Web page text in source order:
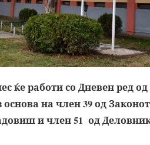
ќе работи со Дневен ред
основа на член 39 од
и член 51 од